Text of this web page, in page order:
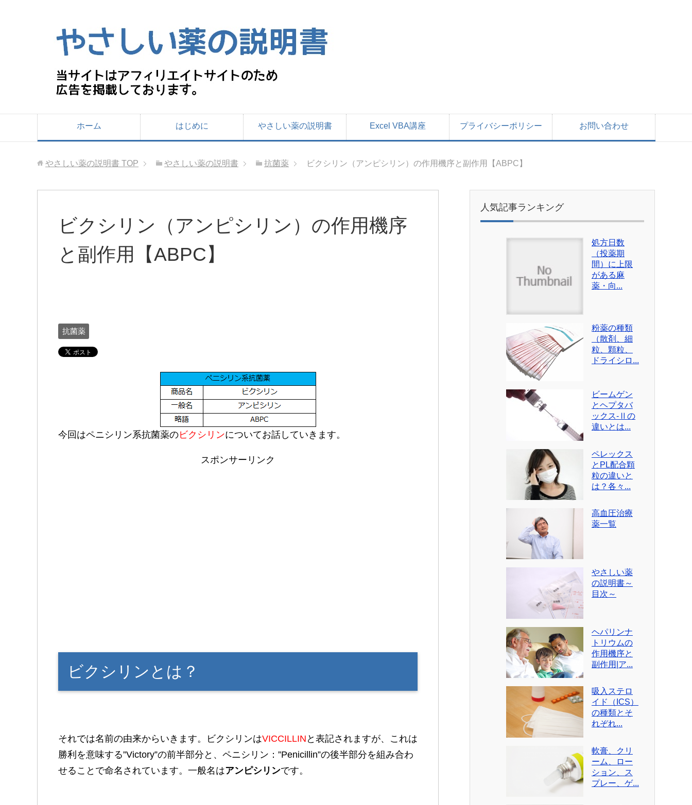
ホーム はじめに やさしい薬の説明書 Excel VBA講座 プライバシーポリシー お問い合わせ
やさしい薬の説明書 TOP やさしい薬の説明書 抗菌薬 ビクシリン（アンピシリン）の作用機序と副作用【ABPC】
ビクシリン（アンピシリン）の作用機序
と副作用【ABPC】
抗菌薬
今回はペニシリン系抗菌薬のビクシリンについてお話していきます。
スポンサーリンク
ビクシリンとは？
それでは名前の由来からいきます。ビクシリンはVICCILLIN と表記されますが、これは
勝利を意味する”Victory”の前半部分と、ペニシリン：”Penicillin”の後半部分を組み合わ
せることで命名されています。一般名はアンピシリンです。
人気記事ランキング
処方日数
（投薬期
間）に上限
がある麻
薬・向...
粉薬の種類
（散剤、細
粒、顆粒、
ドライシロ...
ビームゲン
とヘプタバ
ックス-Ⅱの
違いとは...
ペレックス
とPL配合顆
粒の違いと
は？各々...
高血圧治療
薬一覧
やさしい薬
の説明書～
目次～
ヘパリンナ
トリウムの
作用機序と
副作用|ア...
吸入ステロ
イド（ICS）
の種類とそ
れぞれ...
軟膏、クリ
ーム、ロー
ション、ス
プレー、ゲ...